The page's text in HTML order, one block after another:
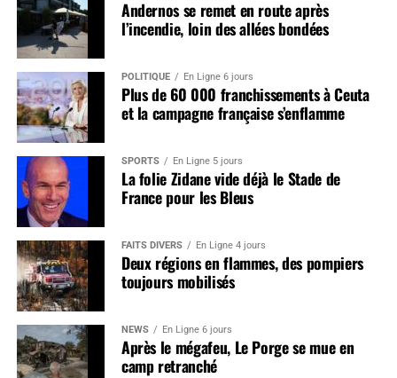
Andernos se remet en route après
l’incendie, loin des allées bondées
POLITIQUE En Ligne 6 jours
Plus de 60 000 franchissements à Ceuta
et la campagne française s’enflamme
SPORTS En Ligne 5 jours
La folie Zidane vide déjà le Stade de
France pour les Bleus
FAITS DIVERS En Ligne 4 jours
Deux régions en flammes, des pompiers
toujours mobilisés
NEWS En Ligne 6 jours
Après le mégafeu, Le Porge se mue en
camp retranché